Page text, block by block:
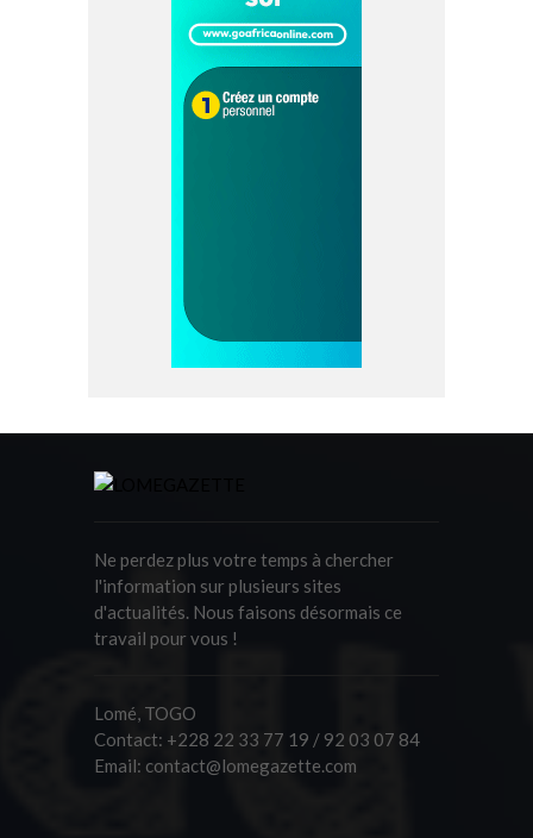
Ne perdez plus votre temps à chercher
l'information sur plusieurs sites
d'actualités. Nous faisons désormais ce
travail pour vous !
Lomé, TOGO
Contact: +228 22 33 77 19 / 92 03 07 84
Email: contact@lomegazette.com